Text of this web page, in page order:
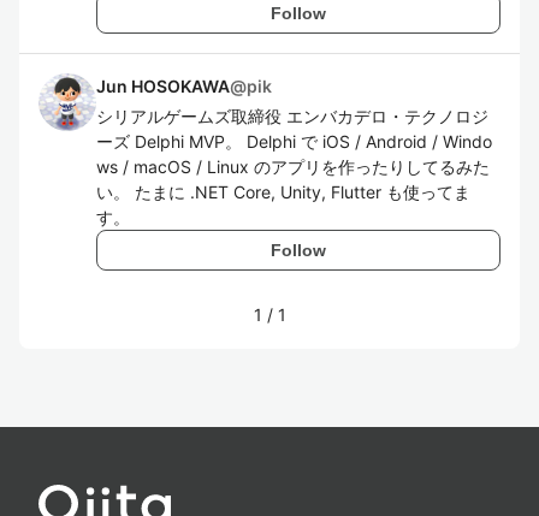
Follow
Jun HOSOKAWA@pik
シリアルゲームズ取締役 エンバカデロ・テクノロジ
ーズ Delphi MVP。 Delphi で iOS / Android / Windo
ws / macOS / Linux のアプリを作ったりしてるみた
い。 たまに .NET Core, Unity, Flutter も使ってま
す。
Follow
1 / 1